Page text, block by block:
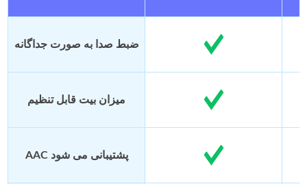
ضبط صدا به صورت جداگانه
میزان بیت قابل تنظیم
AAC پشتیبانی می شود